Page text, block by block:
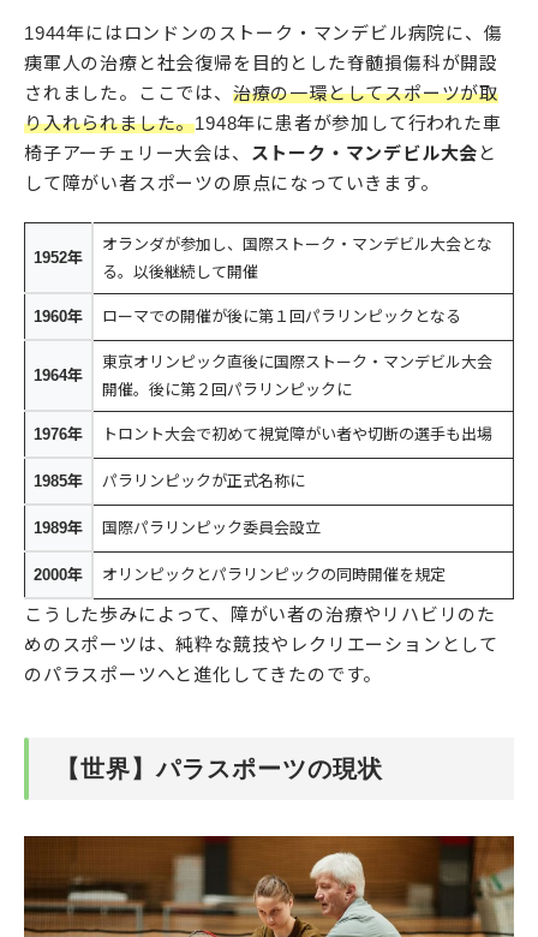
1944年にはロンドンのストーク・マンデビル病院に、傷
痍軍人の治療と社会復帰を目的とした脊髄損傷科が開設
されました。ここでは、 治療の一環としてスポーツが取
り入れられました。1948年に患者が参加して行われた車
椅子アーチェリー大会は、 ストーク・マンデビル大会 と
して障がい者スポーツの原点になっていきます。
1952年
オランダが参加し、国際ストーク・マンデビル大会とな
る。以後継続して開催
1960年 ローマでの開催が後に第１回パラリンピックとなる
1964年
東京オリンピック直後に国際ストーク・マンデビル大会
開催。後に第２回パラリンピックに
1976年 トロント大会で初めて視覚障がい者や切断の選手も出場
1985年 パラリンピックが正式名称に
1989年 国際パラリンピック委員会設立
2000年 オリンピックとパラリンピックの同時開催を規定
こうした歩みによって、障がい者の治療やリハビリのた
めのスポーツは、純粋な競技やレクリエーションとして
のパラスポーツへと進化してきたのです。
【世界】パラスポーツの現状